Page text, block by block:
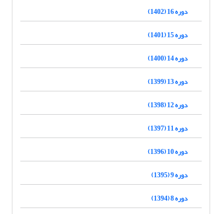
دوره 16 (1402)
دوره 15 (1401)
دوره 14 (1400)
دوره 13 (1399)
دوره 12 (1398)
دوره 11 (1397)
دوره 10 (1396)
دوره 9 (1395)
دوره 8 (1394)